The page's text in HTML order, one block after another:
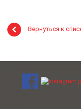
Вернуться к